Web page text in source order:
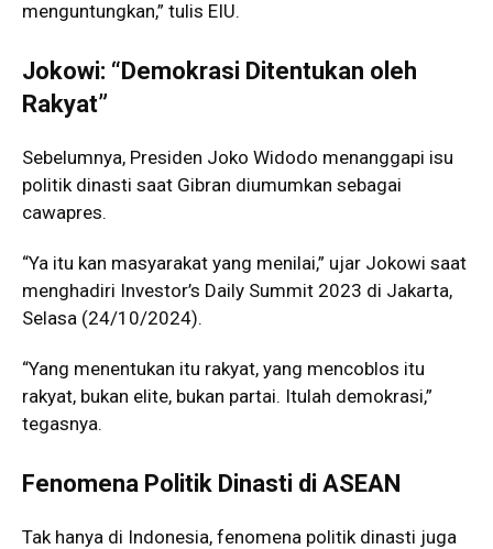
menguntungkan,” tulis EIU.
Jokowi: “Demokrasi Ditentukan oleh
Rakyat”
Sebelumnya, Presiden Joko Widodo menanggapi isu
politik dinasti saat Gibran diumumkan sebagai
cawapres.
“Ya itu kan masyarakat yang menilai,” ujar Jokowi saat
menghadiri Investor’s Daily Summit 2023 di Jakarta,
Selasa (24/10/2024).
“Yang menentukan itu rakyat, yang mencoblos itu
rakyat, bukan elite, bukan partai. Itulah demokrasi,”
tegasnya.
Fenomena Politik Dinasti di ASEAN
Tak hanya di Indonesia, fenomena politik dinasti juga